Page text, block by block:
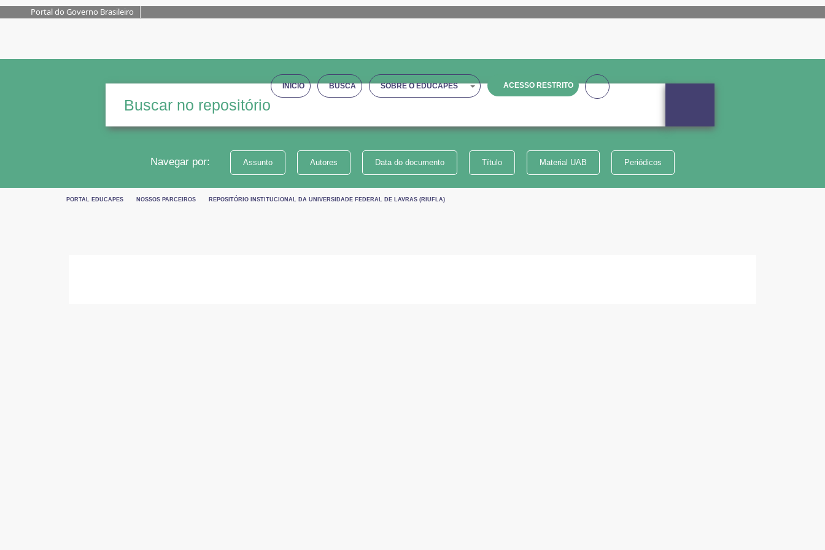
Portal do Governo Brasileiro
INICIO BUSCA SOBRE O EDUCAPES ACESSO RESTRITO
Navegar por: Assunto Autores Data do documento Título Material UAB Periódicos
PORTAL EDUCAPES NOSSOS PARCEIROS REPOSITÓRIO INSTITUCIONAL DA UNIVERSIDADE FEDERAL DE LAVRAS (RIUFLA)